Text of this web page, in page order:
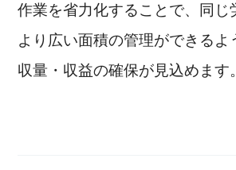
作業を省力化することで、同じ
より広い面積の管理ができるよ
収量・収益の確保が見込めます。